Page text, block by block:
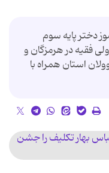
و300 دانش آموز دختر پایه سوم
فقیه در هرمزگان و
استان همراه با